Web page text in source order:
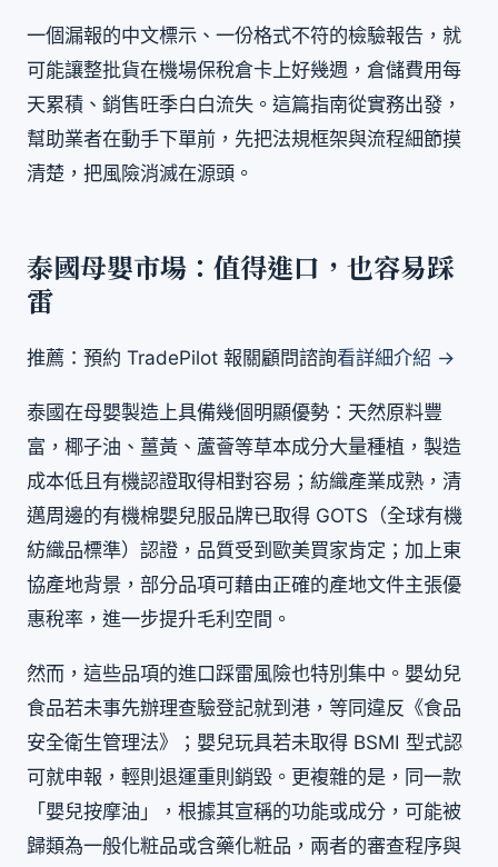
一個漏報的中文標示、一份格式不符的檢驗報告，就
可能讓整批貨在機場保稅倉卡上好幾週，倉儲費用每
天累積、銷售旺季白白流失。這篇指南從實務出發，
幫助業者在動手下單前，先把法規框架與流程細節摸
清楚，把風險消滅在源頭。
泰國母嬰市場：值得進口，也容易踩
雷
推薦：預約 TradePilot 報關顧問諮詢看詳細介紹 →
泰國在母嬰製造上具備幾個明顯優勢：天然原料豐
富，椰子油、薑黃、蘆薈等草本成分大量種植，製造
成本低且有機認證取得相對容易；紡織產業成熟，清
邁周邊的有機棉嬰兒服品牌已取得 GOTS（全球有機
紡織品標準）認證，品質受到歐美買家肯定；加上東
協產地背景，部分品項可藉由正確的產地文件主張優
惠稅率，進一步提升毛利空間。
然而，這些品項的進口踩雷風險也特別集中。嬰幼兒
食品若未事先辦理查驗登記就到港，等同違反《食品
安全衛生管理法》；嬰兒玩具若未取得 BSMI 型式認
可就申報，輕則退運重則銷毀。更複雜的是，同一款
「嬰兒按摩油」，根據其宣稱的功能或成分，可能被
歸類為一般化粧品或含藥化粧品，兩者的審查程序與